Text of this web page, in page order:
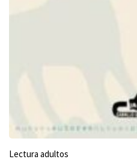
Lectura adultos